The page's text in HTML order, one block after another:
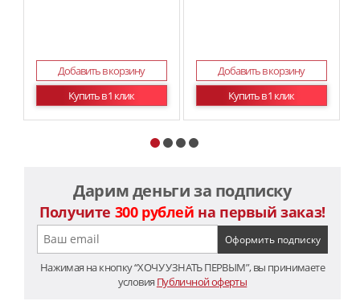
Добавить в корзину
Купить в 1 клик
Добавить в корзину
Купить в 1 клик
Дарим деньги за подписку
Получите 300 рублей на первый заказ!
Нажимая на кнопку “ХОЧУ УЗНАТЬ ПЕРВЫМ”, вы принимаете
условия Публичной оферты